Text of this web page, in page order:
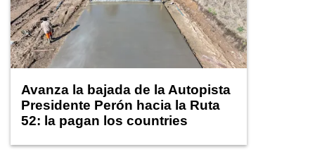
Avanza la bajada de la Autopista
Presidente Perón hacia la Ruta
52: la pagan los countries